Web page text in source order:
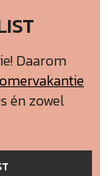
Daarom
én zowel